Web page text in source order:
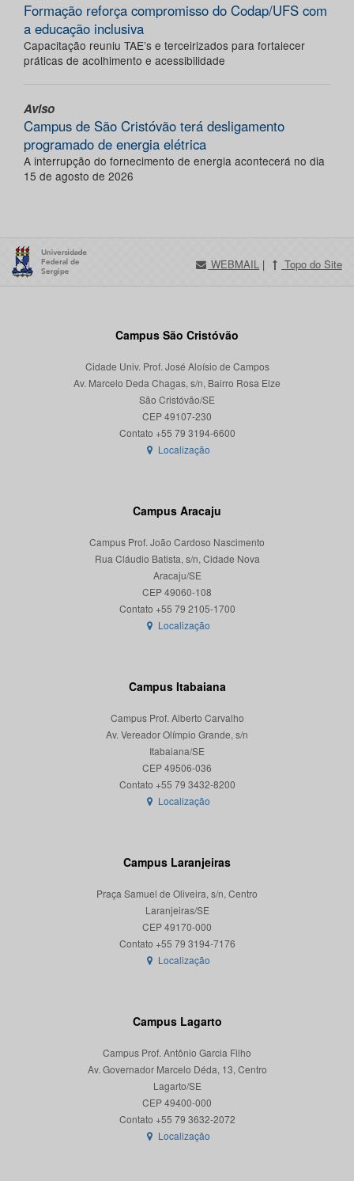
Formação reforça compromisso do Codap/UFS com
a educação inclusiva
Capacitação reuniu TAE’s e terceirizados para fortalecer
práticas de acolhimento e acessibilidade
Aviso
Campus de São Cristóvão terá desligamento
programado de energia elétrica
A interrupção do fornecimento de energia acontecerá no dia
15 de agosto de 2026
WEBMAIL | Topo do Site
Campus São Cristóvão
Cidade Univ. Prof. José Aloísio de Campos
Av. Marcelo Deda Chagas, s/n, Bairro Rosa Elze
São Cristóvão/SE
CEP 49107-230
Localização
Campus Aracaju
Campus Prof. João Cardoso Nascimento
Rua Cláudio Batista, s/n, Cidade Nova
Aracaju/SE
CEP 49060-108
Localização
Campus Itabaiana
Campus Prof. Alberto Carvalho
Av. Vereador Olímpio Grande, s/n
Itabaiana/SE
CEP 49506-036
Localização
Campus Laranjeiras
Praça Samuel de Oliveira, s/n, Centro
Laranjeiras/SE
CEP 49170-000
Localização
Campus Lagarto
Campus Prof. Antônio Garcia Filho
Av. Governador Marcelo Déda, 13, Centro
Lagarto/SE
CEP 49400-000
Localização